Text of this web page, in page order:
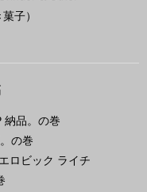
子）
納品。の巻
の巻
ロビック ライチ